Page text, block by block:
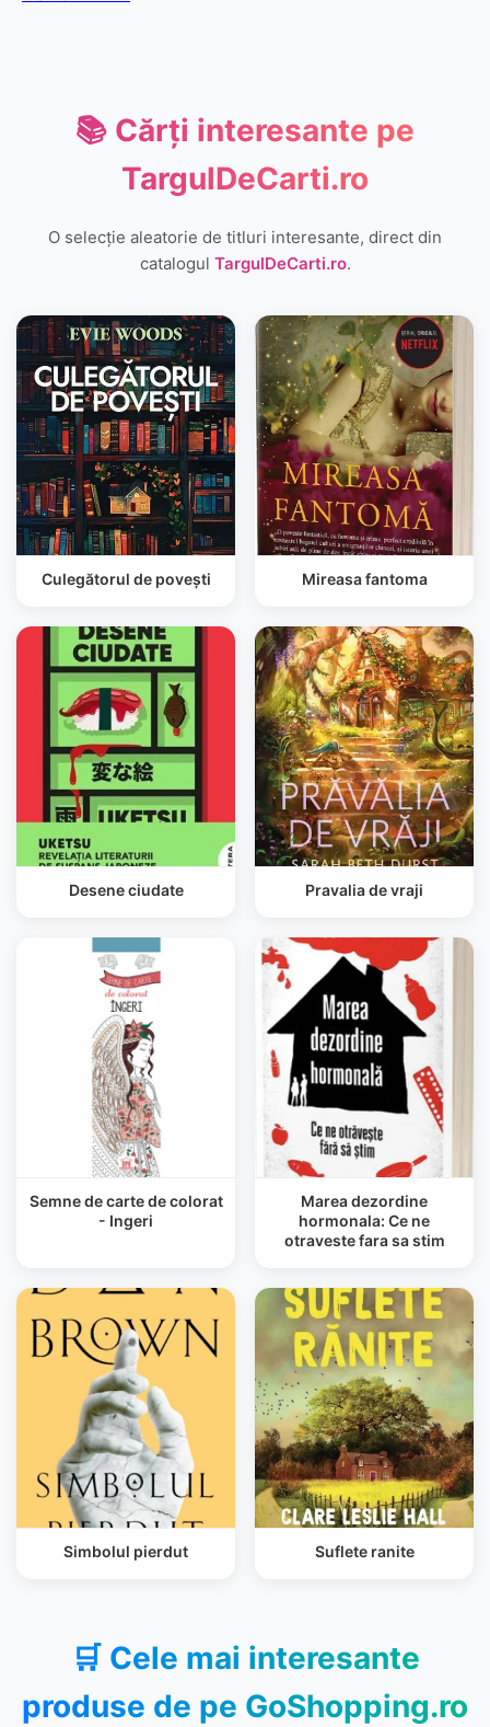
📚 Cărți interesante pe
TargulDeCarti.ro
O selecție aleatorie de titluri interesante, direct din
catalogul TargulDeCarti.ro.
Culegătorul de povești Mireasa fantoma
Desene ciudate Pravalia de vraji
Semne de carte de colorat
- Ingeri
Marea dezordine
hormonala: Ce ne
otraveste fara sa stim
Simbolul pierdut Suflete ranite
🛒 Cele mai interesante
produse de pe GoShopping.ro